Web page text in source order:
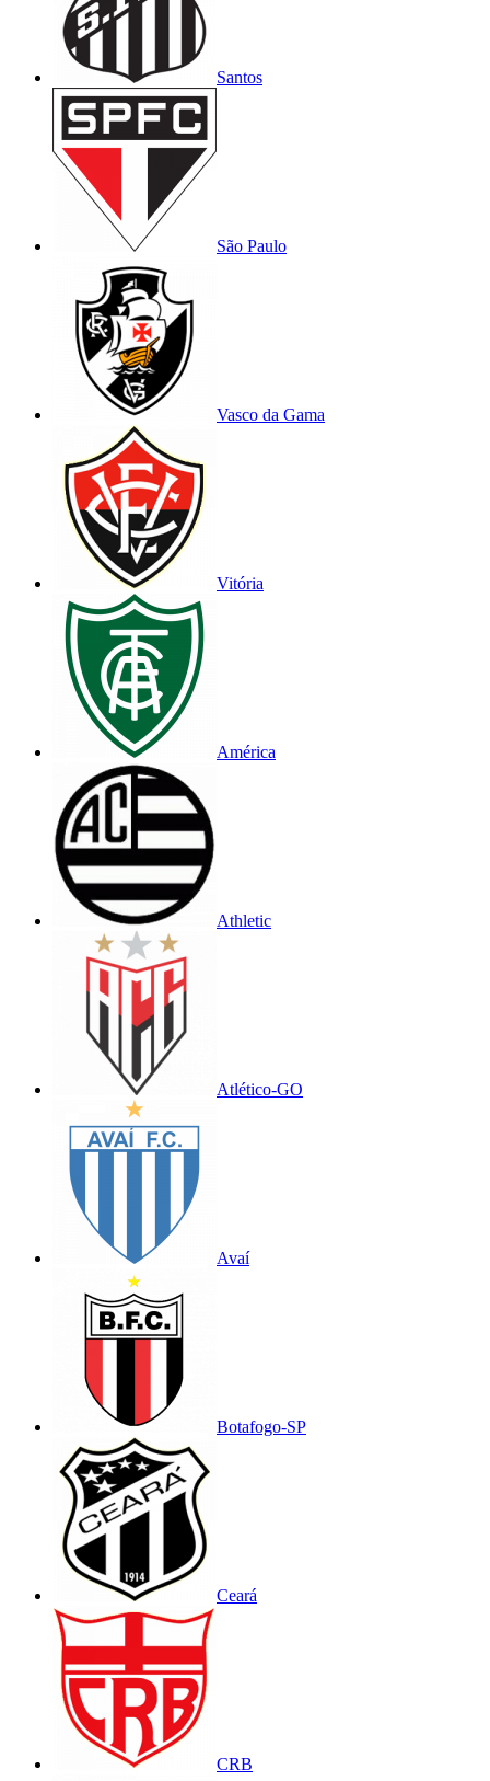
Santos
São Paulo
Vasco da Gama
Vitória
América
Athletic
Atlético-GO
Avaí
Botafogo-SP
Ceará
CRB